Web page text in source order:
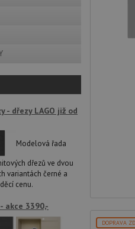
- dřezy LAGO již od
Modelová řada
dřezů ve dvou
variantách černé a
cenu.
akce 3390,-
DOPRAVA